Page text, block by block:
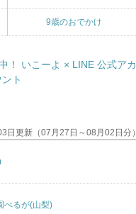
9歳のおでかけ
日更新（07月27日～08月02日分）
べるが(山梨)